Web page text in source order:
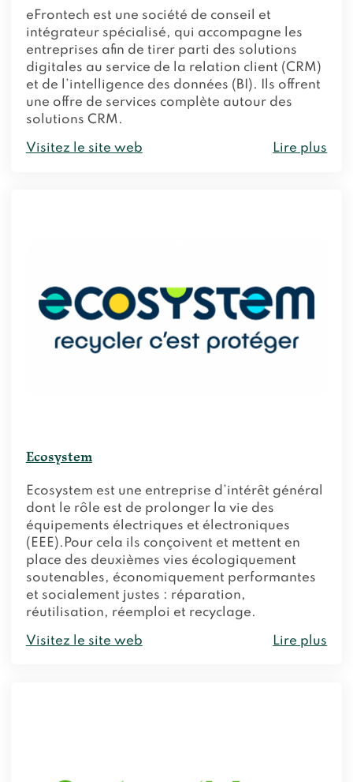
eFrontech est une société de conseil et
intégrateur spécialisé, qui accompagne les
entreprises afin de tirer parti des solutions
digitales au service de la relation client (CRM)
et de l’intelligence des données (BI). Ils offrent
une offre de services complète autour des
solutions CRM.
Visitez le site web Lire plus
Ecosystem
Ecosystem est une entreprise d’intérêt général
dont le rôle est de prolonger la vie des
équipements électriques et électroniques
(EEE).Pour cela ils conçoivent et mettent en
place des deuxièmes vies écologiquement
soutenables, économiquement performantes
et socialement justes : réparation,
réutilisation, réemploi et recyclage.
Visitez le site web Lire plus